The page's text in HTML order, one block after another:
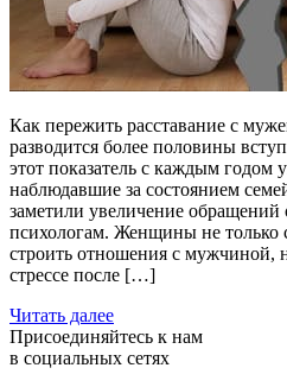
Как пережить расставание с
разводится более половины
этот показатель с каждым годом
наблюдавшие за состоянием
заметили увеличение
психологам. Женщины не только
строить отношения с мужчиной,
стрессе после […]
Читать далее
Присоединяйтесь к нам
в социальных сетях